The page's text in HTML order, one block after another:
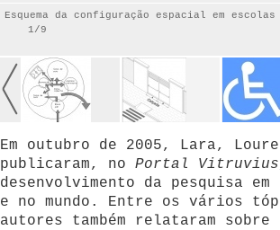
Esquema da configuração espacial em
1/9
Em outubro de 2005, Lara,
publicaram, no Portal
desenvolvimento da pesquisa
e no mundo. Entre os vários
autores também relataram sobre